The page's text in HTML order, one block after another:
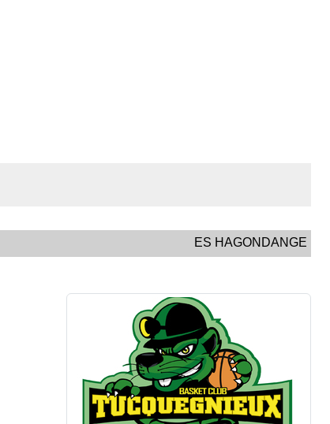
ES HAGONDANGE